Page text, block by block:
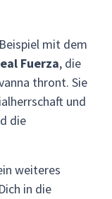
mit dem
Fuerza, die
thront. Sie
und
die
weiteres
in die